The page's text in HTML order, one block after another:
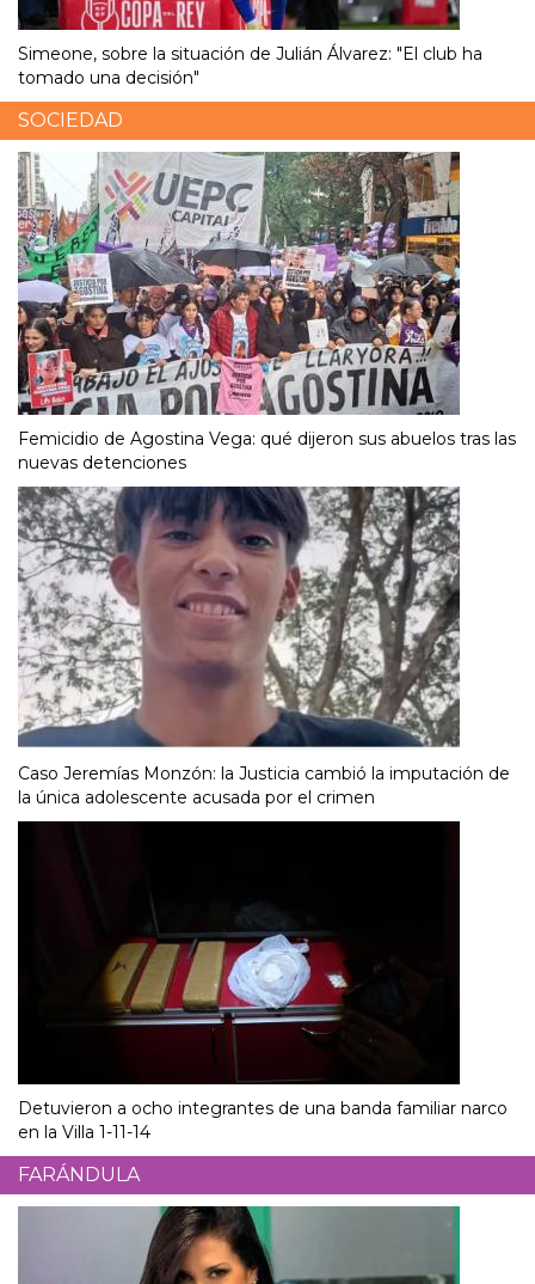
Simeone, sobre la situación de Julián Álvarez: "El club ha
tomado una decisión"
SOCIEDAD
Femicidio de Agostina Vega: qué dijeron sus abuelos tras las
nuevas detenciones
Caso Jeremías Monzón: la Justicia cambió la imputación de
la única adolescente acusada por el crimen
Detuvieron a ocho integrantes de una banda familiar narco
en la Villa 1-11-14
FARÁNDULA